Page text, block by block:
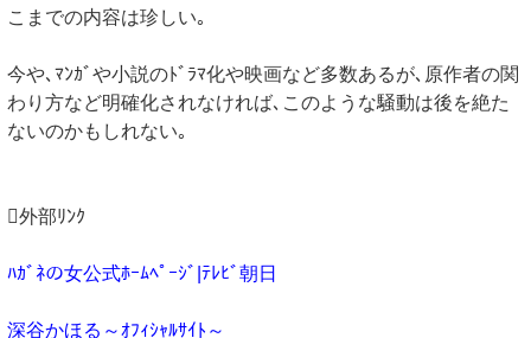
こまでの内容は珍しい｡
今や､ﾏﾝｶﾞや小説のﾄﾞﾗﾏ化や映画など多数あるが､原作者の関
わり方など明確化されなければ､このような騒動は後を絶た
ないのかもしれない｡
外部ﾘﾝｸ
ﾊｶﾞﾈの女公式ﾎｰﾑﾍﾟｰｼﾞ|ﾃﾚﾋﾞ朝日
深谷かほる～ｵﾌｨｼｬﾙｻｲﾄ～